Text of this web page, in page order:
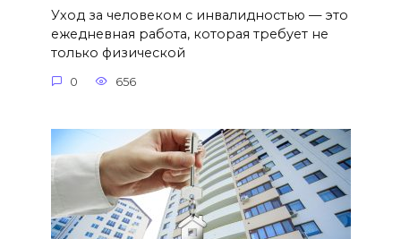
Уход за человеком с инвалидностью — это
ежедневная работа, которая требует не
только физической
0 656